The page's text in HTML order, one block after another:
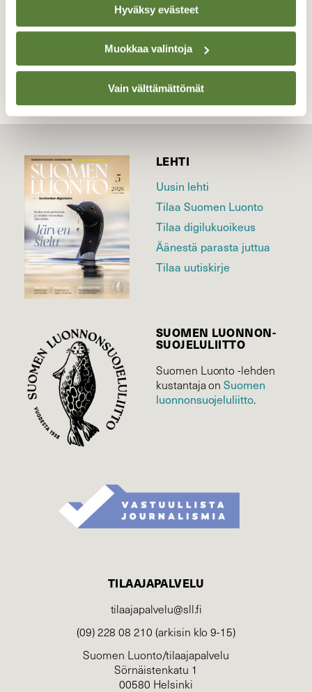
Hyväksy evästeet
Muokkaa valintoja
Vain välttämättömät
TAKAISIN LISTAAN
LEHTI
Uusin lehti
Tilaa Suomen Luonto
Tilaa digilukuoikeus
Äänestä parasta juttua
Tilaa uutiskirje
SUOMEN LUONNON­
SUOJELU­LIITTO
Suomen Luonto -lehden
kustantaja onSuomen
luonnonsuojelu­liitto.
TILAAJAPALVELU
tilaajapalvelu@sll.fi
(09) 228 08 210 (arkisin klo 9-15)
Suomen Luonto/tilaajapalvelu
Sörnäistenkatu 1
00580 Helsinki